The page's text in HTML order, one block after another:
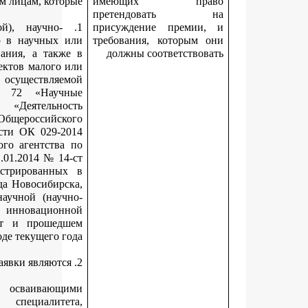
1. Занимаются научной (научно-исследовательской), научно-
технической или инновационной деятельностью в
образовательных организациях высшего образования, а
организациях, включенных в единый реестр субъектов
среднего предпринимательства, один из видов
деятельности которых относится к классу 72
исследования и разработки» раздела М
профессиональная, научная и техническая»
классификатора видов экономической деятельности ОК 029-
(КДЕС Ред. 2), принятого приказом Федерального
техническому регулированию и метрологии от 31.01.2014 №
(далее – инновационная организация),
качестве юридического лица на территории города
достигнувшим значимых результатов в сфере научной
исследовательской), научно-технической или
деятельности в течение двух предыдущих лет и
студентами (курсантами) – лицами,
образовательные программы бакалавриата,